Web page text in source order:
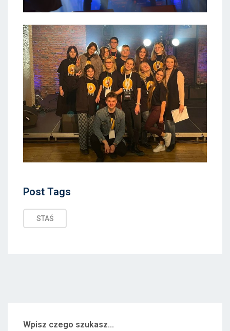
Post Tags
STAŚ
Wpisz czego szukasz...